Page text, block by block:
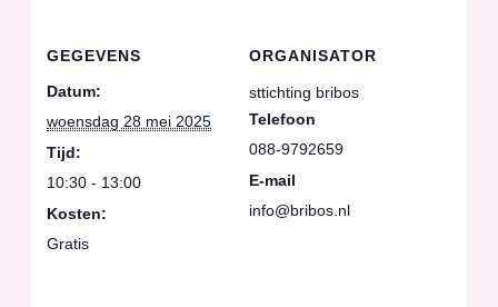
GEGEVENS
Datum:
woensdag 28 mei 2025
Tijd:
10:30 - 13:00
Kosten:
Gratis
ORGANISATOR
sttichting bribos
Telefoon
088-9792659
E-mail
info@bribos.nl